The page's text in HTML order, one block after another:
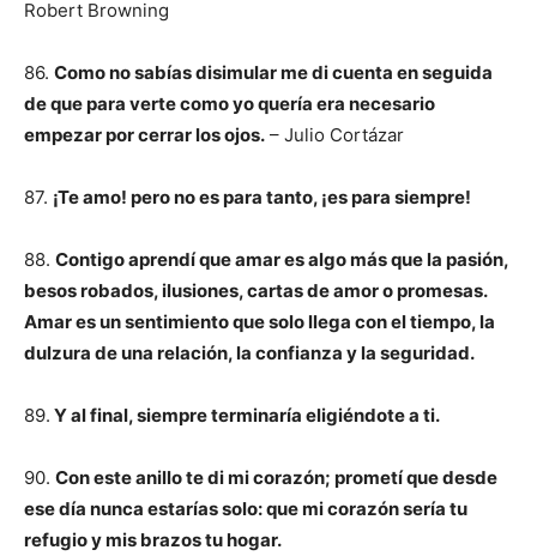
Robert Browning
86. Como no sabías disimular me di cuenta en seguida
de que para verte como yo quería era necesario
empezar por cerrar los ojos. – Julio Cortázar
87. ¡Te amo! pero no es para tanto, ¡es para siempre!
88. Contigo aprendí que amar es algo más que la pasión,
besos robados, ilusiones, cartas de amor o promesas.
Amar es un sentimiento que solo llega con el tiempo, la
dulzura de una relación, la confianza y la seguridad.
89. Y al final, siempre terminaría eligiéndote a ti.
90. Con este anillo te di mi corazón; prometí que desde
ese día nunca estarías solo: que mi corazón sería tu
refugio y mis brazos tu hogar.